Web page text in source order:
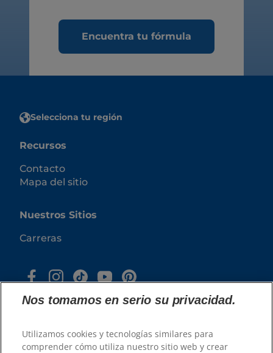
Encuentra tu fórmula
Selecciona tu región
Recursos
Contacto
Mapa del sitio
Nuestros Sitios
Carreras
Nos tomamos en serio su privacidad.
Utilizamos cookies y tecnologías similares para
comprender cómo utiliza nuestro sitio web y crear